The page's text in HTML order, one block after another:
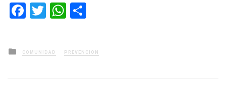
Facebook
TwitterWhatsApp
Posted
in
COMUNIDAD PREVENCIÓN